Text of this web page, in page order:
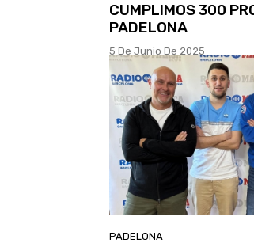
CUMPLIMOS 300
PADELONA
5 De Junio De 2025
PADELONA